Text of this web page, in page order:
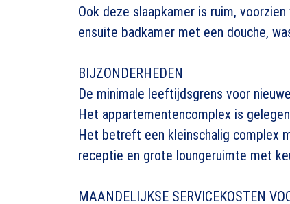
Ook deze slaapkamer is ruim,
ensuite badkamer met een douche,
BIJZONDERHEDEN
De minimale leeftijdsgrens voor
Het appartementencomplex is
Het betreft een kleinschalig complex
receptie en grote loungeruimte met
MAANDELIJKSE SERVICEKOSTEN